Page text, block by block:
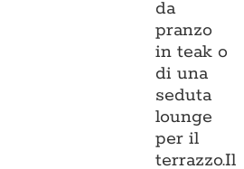
da
pranzo
in teak o
di una
seduta
lounge
per il
terrazzo.Il